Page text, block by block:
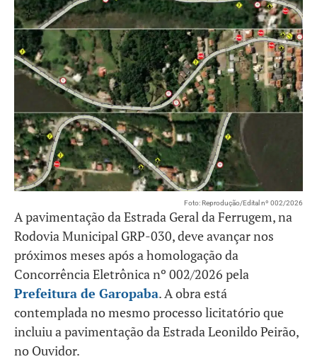
Foto: Reprodução/Edital nº 002/2026
A pavimentação da Estrada Geral da Ferrugem, na
Rodovia Municipal GRP-030, deve avançar nos
próximos meses após a homologação da
Concorrência Eletrônica nº 002/2026 pela
Prefeitura de Garopaba. A obra está
contemplada no mesmo processo licitatório que
incluiu a pavimentação da Estrada Leonildo Peirão,
no Ouvidor.